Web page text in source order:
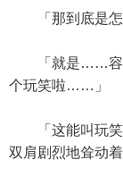
「那到底是怎
「就是……容
个玩笑啦……」
「这能叫玩笑
双肩剧烈地耸动着